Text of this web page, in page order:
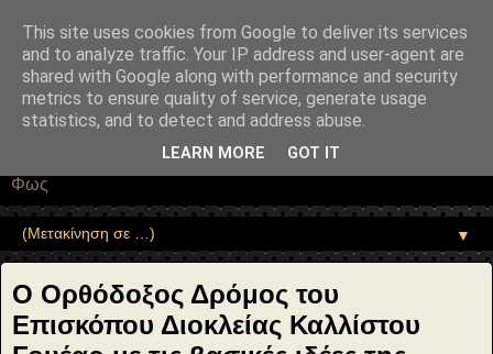
"potentialAction": { "@type": "ReadAction", "target":
"https://www.sophia-ntrekou.gr/2020/09/ware-kallistos-orthodoxos-
dromos.html" } }
Αέναη επΑνάσταση
• Επιστήμη • Ψυχολογία • Λογοτεχνία • Τέχνες • Θεολογία •
Φιλοσοφία • Στοχασμοί... για τη μνήμη, τον άνθρωπο και το
Φως
▼
Ο Ορθόδοξος Δρόμος του
Επισκόπου Διοκλείας Καλλίστου
This site uses cookies from Google to deliver its services
and to analyze traffic. Your IP address and user-agent are
shared with Google along with performance and security
metrics to ensure quality of service, generate usage
statistics, and to detect and address abuse.
LEARN MORE GOT IT